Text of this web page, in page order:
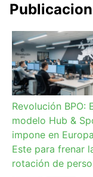
Revolución BPO:
modelo Hub &
impone en
Este para frenar
rotación de